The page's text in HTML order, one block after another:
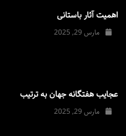
اهمیت آثار باستانی
مارس 29, 2025
عجایب هفتگانه جهان به ترتیب
مارس 29, 2025